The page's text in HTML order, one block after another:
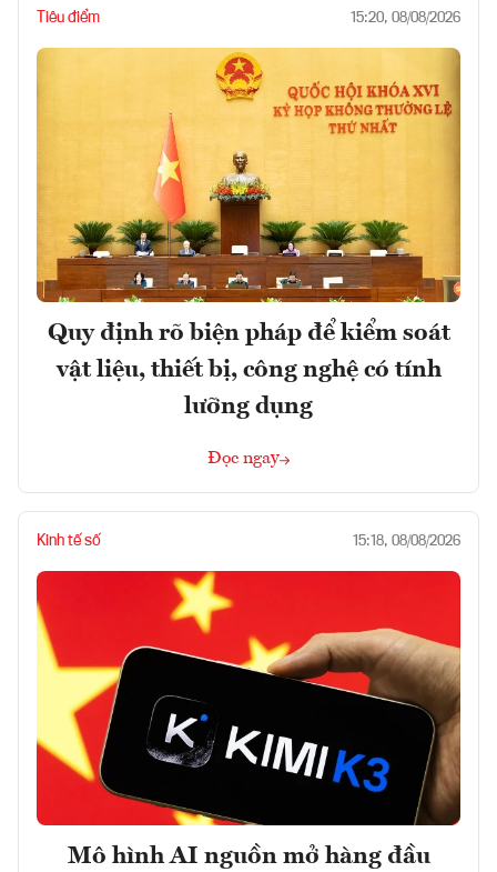
Tiêu điểm 15:20, 08/08/2026
Quy định rõ biện pháp để kiểm soát
vật liệu, thiết bị, công nghệ có tính
lưỡng dụng
Đọc ngay
Kinh tế số 15:18, 08/08/2026
Mô hình AI nguồn mở hàng đầu